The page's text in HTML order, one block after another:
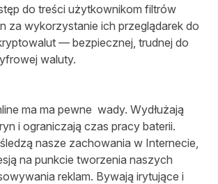
do treści użytkownikom filtrów
za wykorzystanie ich przeglądarek do
— bezpiecznej, trudnej do
waluty.
ma ma pewne wady. Wydłużają
i ograniczają czas pracy baterii.
nasze zachowania w Internecie,
na punkcie tworzenia naszych
reklam. Bywają irytujące i